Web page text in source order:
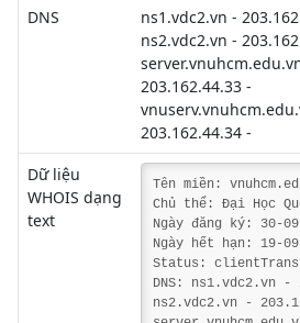
DNS
ns1.vdc2.vn -
ns2.vdc2.vn -
203.162.44.33 -
203.162.44.34 -
Dữ liệu
WHOIS dạng
text
Tên miền:
Chủ thể: Đại Học
Ngày đăng ký: 30-
Ngày hết hạn: 19-
Status:
DNS: ns1.vdc2.vn -
ns2.vdc2.vn -